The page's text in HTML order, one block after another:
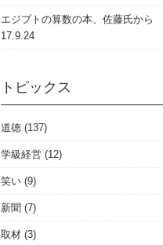
エジプトの算数の本、佐藤氏から
17.9.24
トピックス
道徳 (137)
学級経営 (12)
笑い (9)
新聞 (7)
取材 (3)